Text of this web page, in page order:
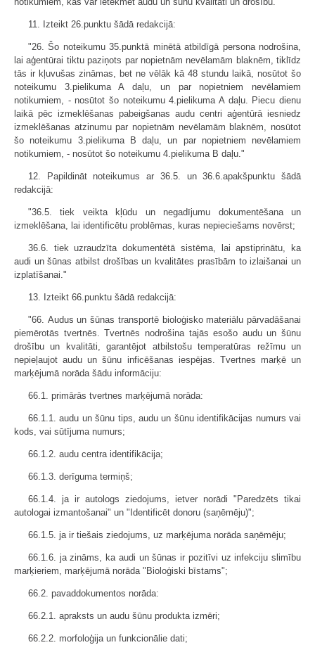
11. Izteikt 26.punktu šādā redakcijā:
"26. Šo noteikumu 35.punktā minētā atbildīgā persona nodrošina,
lai aģentūrai tiktu paziņots par nopietnām nevēlamām blaknēm, tiklīdz
tās ir kļuvušas zināmas, bet ne vēlāk kā 48 stundu laikā, nosūtot šo
noteikumu 3.pielikuma A daļu, un par nopietniem nevēlamiem
notikumiem, - nosūtot šo noteikumu 4.pielikuma A daļu. Piecu dienu
laikā pēc izmeklēšanas pabeigšanas audu centri aģentūrā iesniedz
izmeklēšanas atzinumu par nopietnām nevēlamām blaknēm, nosūtot
šo noteikumu 3.pielikuma B daļu, un par nopietniem nevēlamiem
notikumiem, - nosūtot šo noteikumu 4.pielikuma B daļu."
12. Papildināt noteikumus ar 36.5. un 36.6.apakšpunktu šādā
redakcijā:
"36.5. tiek veikta kļūdu un negadījumu dokumentēšana un
izmeklēšana, lai identificētu problēmas, kuras nepieciešams novērst;
36.6. tiek uzraudzīta dokumentētā sistēma, lai apstiprinātu, ka
audi un šūnas atbilst drošības un kvalitātes prasībām to izlaišanai un
izplatīšanai."
13. Izteikt 66.punktu šādā redakcijā:
"66. Audus un šūnas transportē bioloģisko materiālu pārvadāšanai
piemērotās tvertnēs. Tvertnēs nodrošina tajās esošo audu un šūnu
drošību un kvalitāti, garantējot atbilstošu temperatūras režīmu un
nepieļaujot audu un šūnu inficēšanas iespējas. Tvertnes marķē un
marķējumā norāda šādu informāciju:
66.1. primārās tvertnes marķējumā norāda:
66.1.1. audu un šūnu tips, audu un šūnu identifikācijas numurs vai
kods, vai sūtījuma numurs;
66.1.2. audu centra identifikācija;
66.1.3. derīguma termiņš;
66.1.4. ja ir autologs ziedojums, ietver norādi "Paredzēts tikai
autologai izmantošanai" un "Identificēt donoru (saņēmēju)";
66.1.5. ja ir tiešais ziedojums, uz marķējuma norāda saņēmēju;
66.1.6. ja zināms, ka audi un šūnas ir pozitīvi uz infekciju slimību
marķieriem, marķējumā norāda "Bioloģiski bīstams";
66.2. pavaddokumentos norāda:
66.2.1. apraksts un audu šūnu produkta izmēri;
66.2.2. morfoloģija un funkcionālie dati;